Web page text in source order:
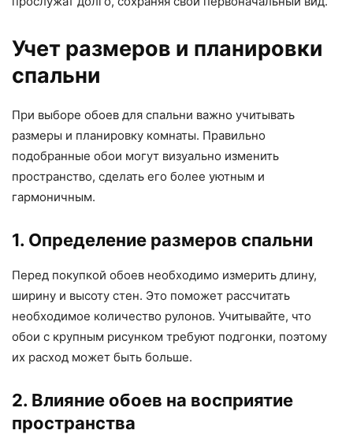
Учет размеров и планировки
спальни
При выборе обоев для спальни важно учитывать
размеры и планировку комнаты. Правильно
подобранные обои могут визуально изменить
пространство, сделать его более уютным и
гармоничным.
1. Определение размеров спальни
Перед покупкой обоев необходимо измерить длину,
ширину и высоту стен. Это поможет рассчитать
необходимое количество рулонов. Учитывайте, что
обои с крупным рисунком требуют подгонки, поэтому
их расход может быть больше.
2. Влияние обоев на восприятие
пространства